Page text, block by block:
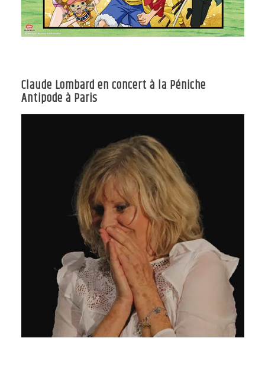
Claude Lombard en concert à la Péniche
Antipode à Paris